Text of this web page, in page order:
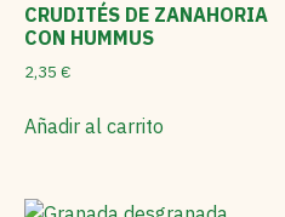
CRUDITÉS DE ZANAHORIA
CON HUMMUS
2,35 €
Añadir al carrito